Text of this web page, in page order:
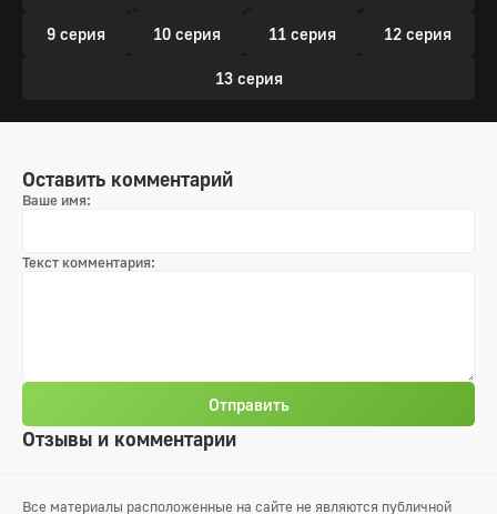
9 серия 10 серия 11 серия 12 серия
13 серия
Отзывы и комментарии
Оставить комментарий
Ваше имя:
Текст комментария:
Отправить
Все материалы расположенные на сайте не являются публичной